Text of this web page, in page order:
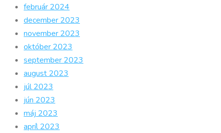
február 2024
december 2023
november 2023
október 2023
september 2023
august 2023
júl 2023
jún 2023
máj 2023
apríl 2023